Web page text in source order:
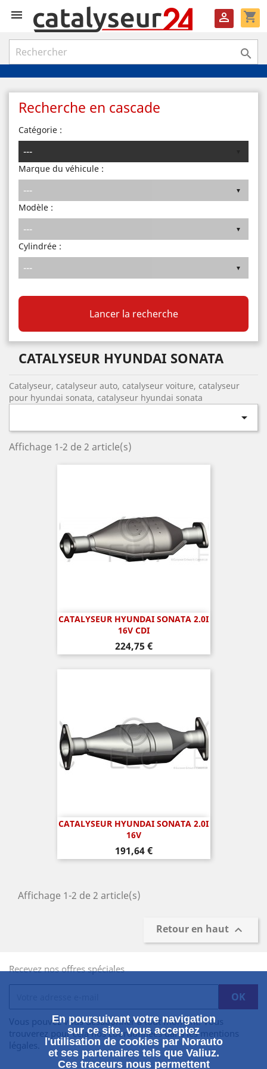
 shopping_cart


Recherche en cascade
Catégorie :
Marque du véhicule :
Modèle :
Cylindrée :
Lancer la recherche
CATALYSEUR HYUNDAI SONATA
Catalyseur, catalyseur auto, catalyseur voiture, catalyseur
pour hyundai sonata, catalyseur hyundai sonata

Affichage 1-2 de 2 article(s)
CATALYSEUR HYUNDAI SONATA 2.0I
16V CDI
Prix
224,75 €
CATALYSEUR HYUNDAI SONATA 2.0I
16V
Prix
191,64 €
Affichage 1-2 de 2 article(s)
Retour en haut 
Recevez nos offres spéciales
Vous pouvez vous désabonner à tout moment. Vous
trouverez pour cela nos coordonnées dans les mentions
légales.
En poursuivant votre navigation
sur ce site, vous acceptez
l'utilisation de cookies par Norauto
et ses partenaires tels que Valiuz.
Ces traceurs nous permettent